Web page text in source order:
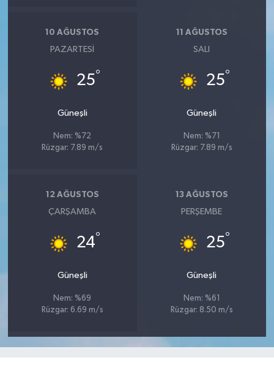
10 AĞUSTOS
PAZARTESI
25°
Güneşli
Nem: %72
Rüzgar: 7.89 m/s
11 AĞUSTOS
SALI
25°
Güneşli
Nem: %71
Rüzgar: 7.89 m/s
12 AĞUSTOS
ÇARŞAMBA
24°
Güneşli
Nem: %69
Rüzgar: 6.69 m/s
13 AĞUSTOS
PERŞEMBE
25°
Güneşli
Nem: %61
Rüzgar: 8.50 m/s